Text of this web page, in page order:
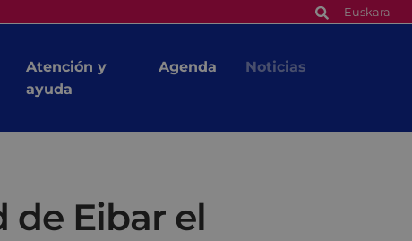
Euskara
Atención y
ayuda
Agenda Noticias
de Eibar el